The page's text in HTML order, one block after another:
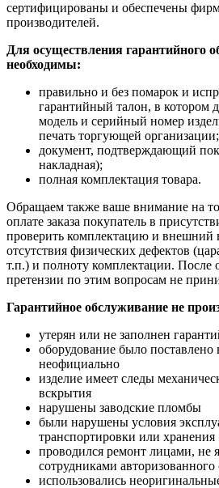
сертифицированы и обеспечены
производителей.
Для осуществления гарантийного
необходимы:
правильно и без помарок и
гарантийный талон, в котором
модель и серийный номер
печать торгующей организации;
документ, подтверждающий
накладная);
полная комплектация товара.
Обращаем также ваше внимание на
оплате заказа покупатель в
проверить комплектацию и внешний
отсутствия физических дефектов
т.п.) и полноту комплектации. После
претензии по этим вопросам не
Гарантийное обслуживание не
утерян или не заполнен
оборудование было
неофициально
изделие имеет следы
вскрытия
нарушены заводские пломбы
были нарушены условия
транспортировки или хранения
проводился ремонт лицами, не
сотрудниками авторизованного
использовались